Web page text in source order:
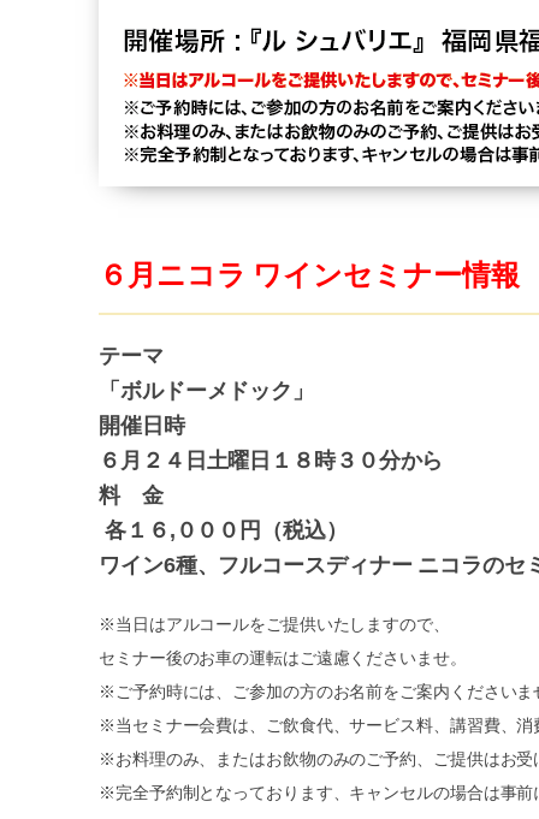
６月ニコラ ワインセミナー情報
テーマ
「ボルドーメドック」
開催日時
６月２４日土曜日１８時３０分から
料 金
各１６,０００円（税込）
ワイン6種、フルコースディナー ニコラのセ
※当日はアルコールをご提供いたしますので、
セミナー後のお車の運転はご遠慮くださいませ。
※ご予約時には、ご参加の方のお名前をご案内くださいま
※当セミナー会費は、ご飲食代、サービス料、講習費、
※お料理のみ、またはお飲物のみのご予約、ご提供はお受
※完全予約制となっております、キャンセルの場合は事